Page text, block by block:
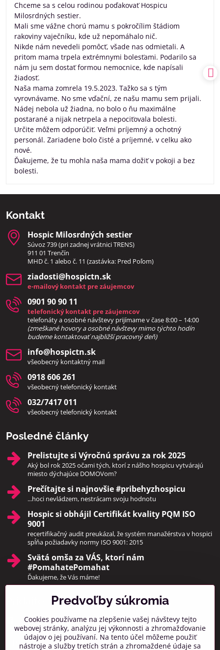
5
Chceme sa s celou rodinou poďakovať Hospicu
Milosrdných sestier.
Mali sme vážne chorú mamu s pokročílim štádiom
rakoviny vaječníku, kde už nepomáhalo nič.
Nikde nám nevedeli pomôcť, všade nas odmietali. A
pritom mama trpela extrémnymi bolesťami. Podarilo sa
nám ju sem dostať formou nemocnice, kde napísali
žiadosť.
Naša mama zomrela 19.5.2023. Tažko sa s tým
vyrovnávame. No sme vďační, ze našu mamu sem prijali.
Nádej nebola už žiadna, no bolo o ňu maximálne
postarané a nijak netrpela a nepociťovala bolesti.
Určite môžem odporúčiť. Veľmi príjemný a ochotný
personál. Zariadene bolo čisté a príjemné, v celku ako
nové.
Ďakujeme, že tu mohla naša mama dožiť v pokoji a bez
bolesti.
Kontakt
Hospic Milosrdných sestier
Súvoz 739 (pri zadnej vrátnici TRENS)
911 01 Trenčín
MHD č. 1 alebo č. 11 (zastávka: Pred Poľom)
ziadosti​@hospictn​.sk
e-mailový kontakt pre záujemcov
0901 90 90 11
telefonický kontakt pre záujemcov
telefonáty a osobné návštevy prijímame v čase 8:00 – 14:00
(zmeškané hovory a osobné návštevy mimo týchto hodín
budeme kontaktovať najbližší pracovný deň)
info​@hospictn​.sk
všeobecný kontaktný mail
0918 606 261
všeobecný telefonický kontakt
032/7417 011
všeobecný telefonický kontakt
Posledné články
Prelistujte si Výročnú správu za rok 2025
Aký bol rok 2025 očami tých, ktorí z nášho hospicu vytvárajú
miesto dýchajúce DOMOVom?
Prečítajte si najnovšie #pribehyzhospicu
...hoci nevládzem, nestrácam svoju hodnotu
Hospic si obhájil Certifikát kvality PQM ISO
9001
recertifikačný audit preukázal, že systém manažérstva v hospici
spĺňa požiadavky normy ISO 9001: 2015
Svätá omša za VÁS, ktorí nám
#PomahatePomahat
Ďakujeme, že Vás máme!
Pridajte sa k nám
Facebook Instagram
Prihlásiť na odber noviniek
Predvoľby súkromia
Cookies používame na zlepšenie vašej návštevy tejto
webovej stránky, analýzu jej výkonnosti a zhromažďovanie
údajov o jej používaní. Na tento účel môžeme použiť
nástroje a služby tretích strán a zhromaždené údaje sa